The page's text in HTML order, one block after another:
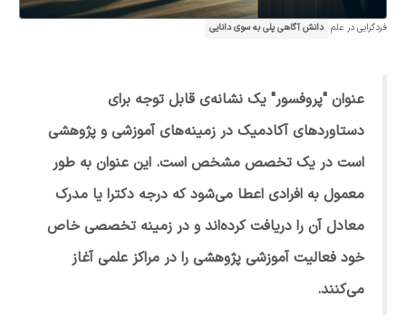
فردگرایی در علم دانش آگاهی پلی به سوی دانایی
عنوان "پروفسور" یک نشانه‌ی قابل توجه برای
دستاوردهای آکادمیک در زمینه‌های آموزشی و پژوهشی
است در یک تخصص مشخص است. این عنوان به طور
معمول به افرادی اعطا می‌شود که درجه دکترا یا مدرک
معادل آن را دریافت کرده‌اند و در زمینه تخصصی خاص
خود فعالیت آموزشی پژوهشی را در مراکز علمی آغاز
می‌کنند.